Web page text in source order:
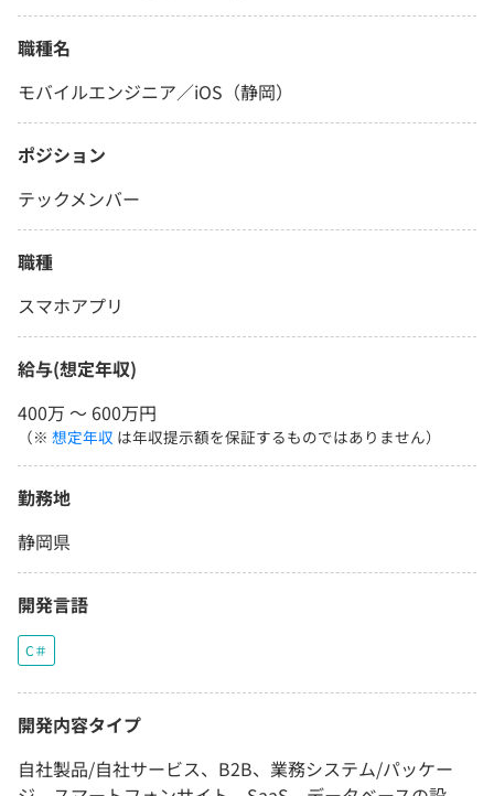
職種名
モバイルエンジニア／iOS（静岡）
ポジション
テックメンバー
職種
スマホアプリ
給与(想定年収)
400万 〜 600万円
（※ 想定年収 は年収提示額を保証するものではありません）
勤務地
静岡県
開発言語
C＃
開発内容タイプ
自社製品/自社サービス、B2B、業務システム/パッケー